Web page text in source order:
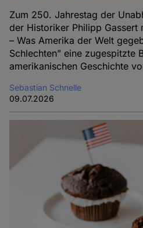
Zum 250. Jahrestag der
der Historiker Philipp Gassert
– Was Amerika der Welt
Schlechten” eine zugespitzte
amerikanischen Geschichte
Sebastian Schnelle
09.07.2026